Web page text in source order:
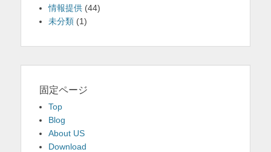
情報提供 (44)
未分類 (1)
固定ページ
Top
Blog
About US
Download